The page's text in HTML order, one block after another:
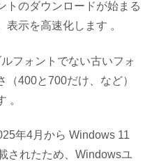
トのダウンロードが始まる
示を高速化します 。
フォントでない古いフォ
400と700だけ、など）
。
年4月から Windows 11
されたため、Windowsユ